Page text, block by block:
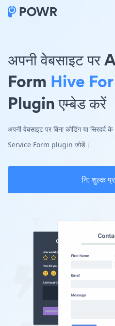
अपनी वेबसाइट
Form Hive
Plugin एम्बेड करें
अपनी वेबसाइट पर बिना कोडिंग या
Service Form plugin जोड़ें।
नि: शुल्क